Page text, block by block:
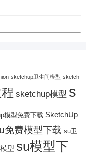
sketchup卫生间模型 sketch
sketchup模型 s
模型免费下载 SketchUp
免费模型下载 su卫
型 su模型下